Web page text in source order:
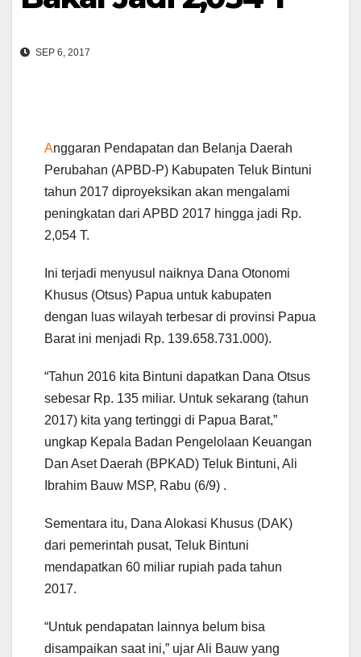
SEP 6, 2017
Anggaran Pendapatan dan Belanja Daerah
Perubahan (APBD-P) Kabupaten Teluk Bintuni
tahun 2017 diproyeksikan akan mengalami
peningkatan dari APBD 2017 hingga jadi Rp.
2,054 T.
Ini terjadi menyusul naiknya Dana Otonomi
Khusus (Otsus) Papua untuk kabupaten
dengan luas wilayah terbesar di provinsi Papua
Barat ini menjadi Rp. 139.658.731.000).
“Tahun 2016 kita Bintuni dapatkan Dana Otsus
sebesar Rp. 135 miliar. Untuk sekarang (tahun
2017) kita yang tertinggi di Papua Barat,”
ungkap Kepala Badan Pengelolaan Keuangan
Dan Aset Daerah (BPKAD) Teluk Bintuni, Ali
Ibrahim Bauw MSP, Rabu (6/9) .
Sementara itu, Dana Alokasi Khusus (DAK)
dari pemerintah pusat, Teluk Bintuni
mendapatkan 60 miliar rupiah pada tahun
2017.
“Untuk pendapatan lainnya belum bisa
disampaikan saat ini,” ujar Ali Bauw yang